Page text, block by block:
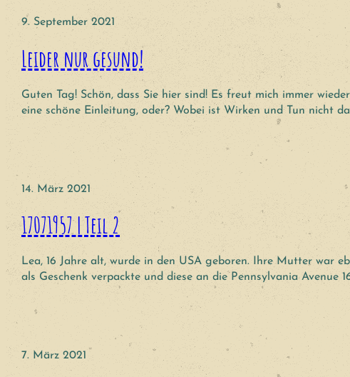
9. September 2021
Leider nur gesund!
Guten Tag! Schön, dass Sie hier sind! Es freut mich immer
eine schöne Einleitung, oder? Wobei ist Wirken und Tun nicht
14. März 2021
17071957 | Teil 2
Lea, 16 Jahre alt, wurde in den USA geboren. Ihre Mutter war
als Geschenk verpackte und diese an die Pennsylvania Avenue
7. März 2021